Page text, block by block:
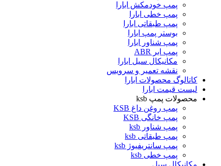
پمپ خودمکش ابارا
پمپ خطی ابارا
پمپ طبقاتی ابارا
بوستر پمپ ابارا
پمپ شناور ابارا
پمپ ابر ABR
مکانیکال سیل ابارا
نقشه تعمیر و سرویس
کاتالوگ محصولات ابارا
لیست قیمت ابارا
محصولات پمپ ksb
پمپ روغن داغ KSB
پمپ خانگی KSB
پمپ شناور ksb
پمپ طبقاتی ksb
پمپ سانتریفیوژ ksb
پمپ خطی ksb
مکانیکال سیل